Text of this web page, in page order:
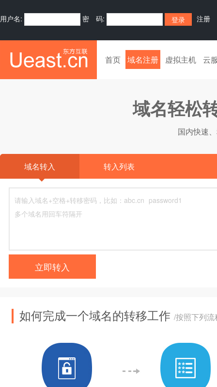
用户名: 密 码: 注册
首页 域名注册 虚拟主机 云
域名轻松
国内快速
域名转入 转入列表
立即转入
如何完成一个域名的转移工作 /按照下列